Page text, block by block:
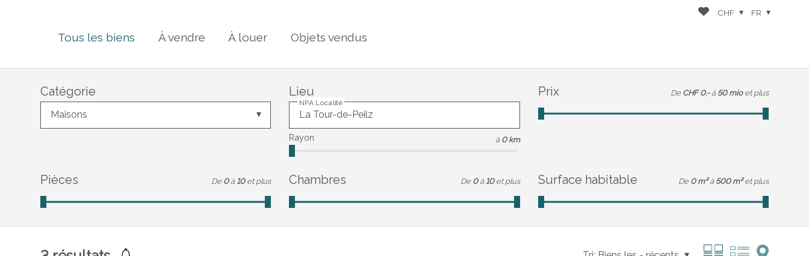
Tous les biens À vendre À louer Objets vendus
CHF FR
Catégorie
Maisons
Lieu
NPA Localité
Rayon à 0 km
Prix De CHF 0.- à 50 mio et plus
Pièces De 0 à 10 et plus Chambres De 0 à 10 et plus Surface habitable De 0 m² à 500 m² et plus